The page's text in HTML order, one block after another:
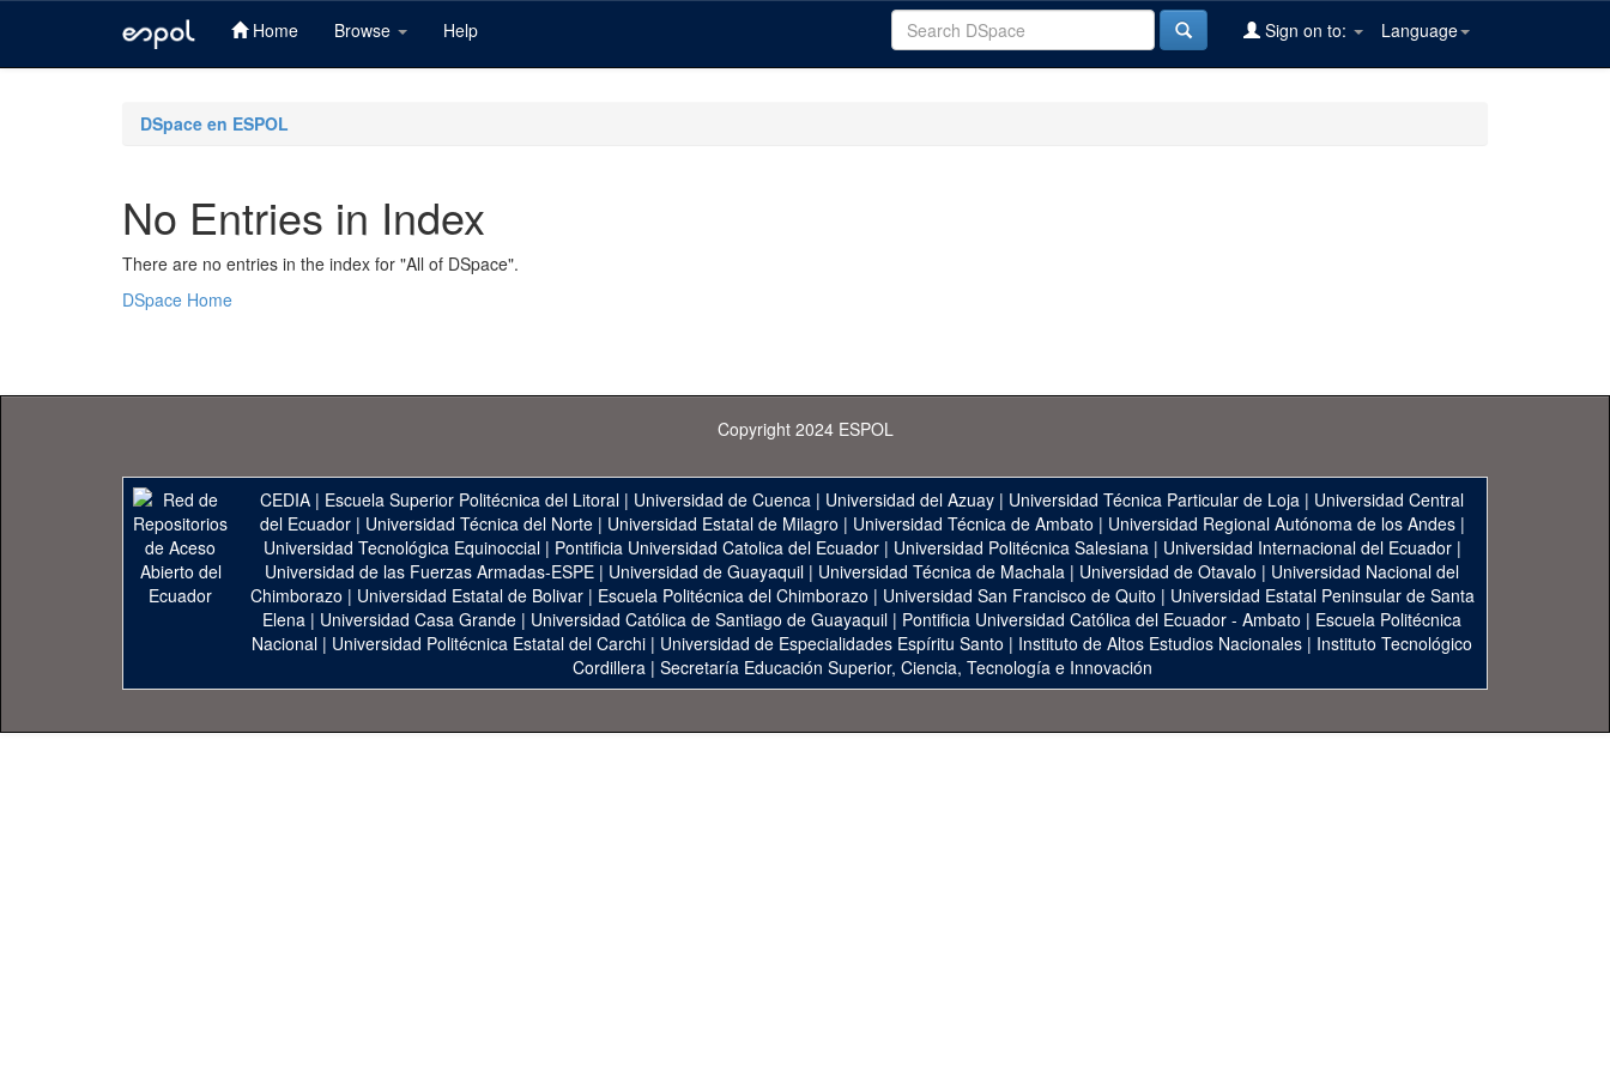
Home Browse Help Language
Sign on to:
DSpace en ESPOL
No Entries in Index
There are no entries in the index for "All of DSpace".
DSpace Home
Copyright 2024 ESPOL
CEDIA | Escuela Superior Politécnica del Litoral | Universidad de Cuenca | Universidad del Azuay | Universidad Técnica Particular de Loja | Universidad Central
del Ecuador| Universidad Técnica del Norte| Universidad Estatal de Milagro | Universidad Técnica de Ambato | Universidad Regional Autónoma de los Andes|
Universidad Tecnológica Equinoccial| Pontificia Universidad Catolica del Ecuador| Universidad Politécnica Salesiana| Universidad Internacional del Ecuador|
Universidad de las Fuerzas Armadas-ESPE | Universidad de Guayaquil | Universidad Técnica de Machala | Universidad de Otavalo | Universidad Nacional del
Chimborazo | Universidad Estatal de Bolivar| Escuela Politécnica del Chimborazo | Universidad San Francisco de Quito | Universidad Estatal Peninsular de Santa
Elena | Universidad Casa Grande | Universidad Católica de Santiago de Guayaquil | Pontificia Universidad Católica del Ecuador - Ambato | Escuela Politécnica
Nacional | Universidad Politécnica Estatal del Carchi | Universidad de Especialidades Espíritu Santo | Instituto de Altos Estudios Nacionales | Instituto Tecnológico
Cordillera| Secretaría Educación Superior, Ciencia, Tecnología e Innovación